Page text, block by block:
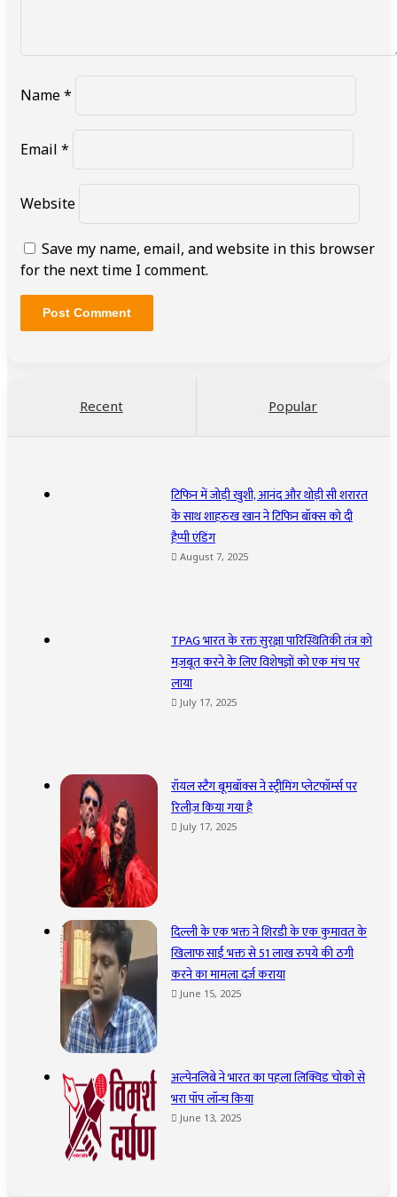
Name*
Email *
Website
Save my name, email, and website in this browser
for the next time I comment.
Recent Popular
टिफिन में जोड़ी खुशी, आनंद और थोड़ी सी शरारत
के साथ शाहरुख खान ने टिफिन बॉक्स को दी
हैप्पी एंडिंग
August 7, 2025
TPAG भारत के रक्त सुरक्षा पारिस्थितिकी तंत्र को
मज़बूत करने के लिए विशेषज्ञों को एक मंच पर
लाया
July 17, 2025
रॉयल स्टैग बूमबॉक्स ने स्ट्रीमिंग प्लेटफॉर्म्स पर
रिलीज़ किया गया है
July 17, 2025
दिल्ली के एक भक्त ने शिरडी के एक कुमावत के
खिलाफ साईं भक्त से 51 लाख रुपये की ठगी
करने का मामला दर्ज कराया
June 15, 2025
अल्पेनलिबे ने भारत का पहला लिक्विड चोको से
भरा पॉप लॉन्च किया
June 13, 2025